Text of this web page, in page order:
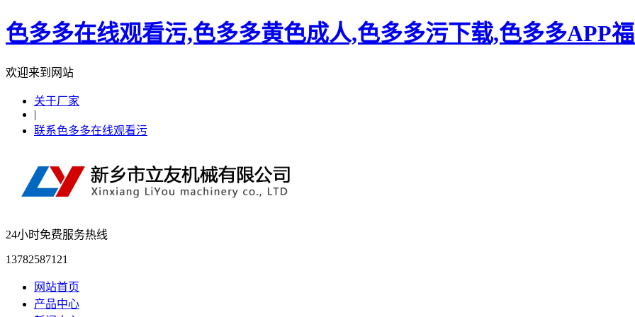
色多多在线观看污,色多多黄色成人,色多多污下载,色多多APP
欢迎来到网站
关于厂家
|
联系色多多在线观看污
24小时免费服务热线
13782587121
网站首页
产品中心